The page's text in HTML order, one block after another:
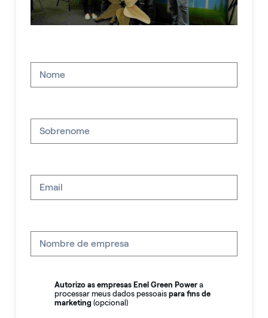
Autorizo as empresas Enel Green Power a
processar meus dados pessoaispara fins de
marketing (opcional)